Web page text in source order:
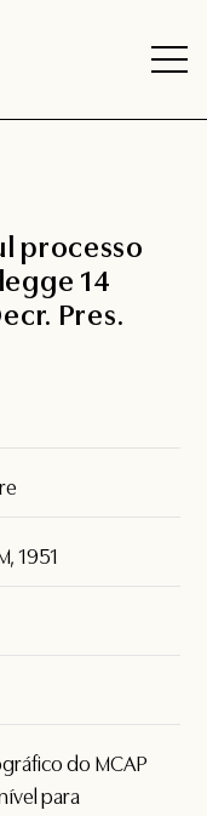
processo
14
Pres.
1951
do MCAP
para